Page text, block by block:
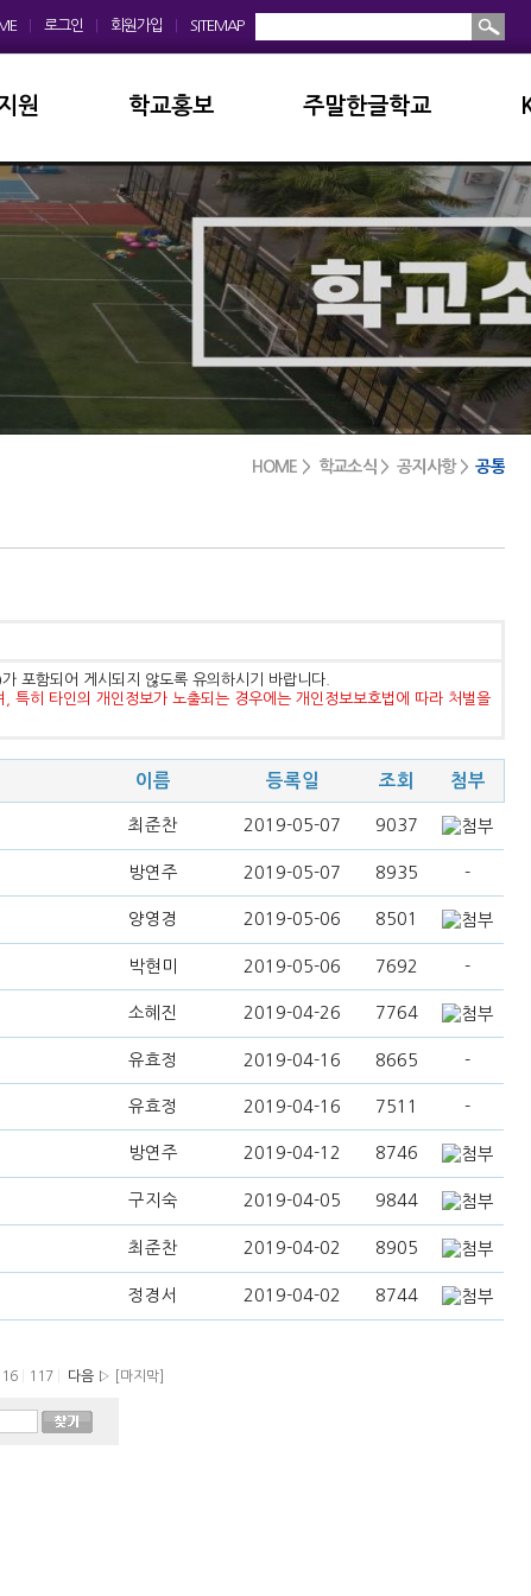
로그인 회원가입 SITEMAP
원
영위원회
전기금
학교홍보
학교앨범
홍보동영상
보도자료
디지털선도학교
주말한글학교
소개및현황
공지사항
입학안내
학교앨범
서식자료실
HOME > 학교소식 > 공지사항 >공통
포함되어 게시되지 않도록 유의하시기 바랍니다.
특히 타인의 개인정보가 노출되는 경우에는 개인정보보호법에 따라 처벌을
이름 등록일 조회 첨부
최준찬 2019-05-07 9037
방연주 2019-05-07 8935 -
양영경 2019-05-06 8501
박현미 2019-05-06 7692 -
소혜진 2019-04-26 7764
유효정 2019-04-16 8665 -
유효정 2019-04-16 7511 -
방연주 2019-04-12 8746
구지숙 2019-04-05 9844
최준찬 2019-04-02 8905
정경서 2019-04-02 8744
117 다음 ▷ [마지막]